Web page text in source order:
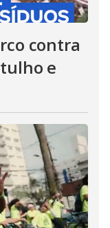
contra
e